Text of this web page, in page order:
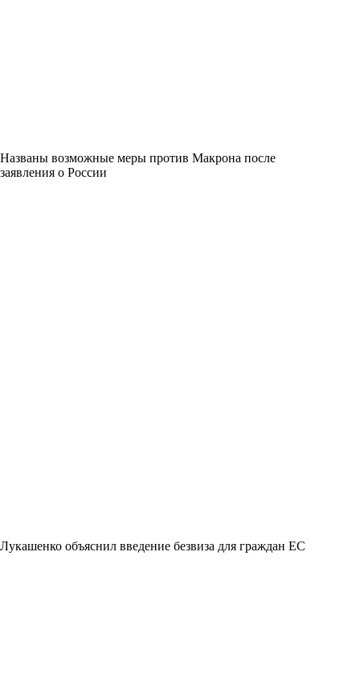
Названы возможные меры против Макрона после
заявления о России
Лукашенко объяснил введение безвиза для граждан ЕС